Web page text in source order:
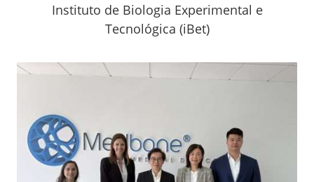
Instituto de Biologia Experimental e
Tecnológica (iBet)